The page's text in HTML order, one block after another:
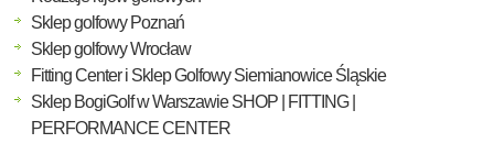
Sklep golfowy Poznań
Sklep golfowy Wrocław
Fitting Center i Sklep Golfowy Siemianowice Śląskie
Sklep BogiGolf w Warszawie SHOP | FITTING |
PERFORMANCE CENTER